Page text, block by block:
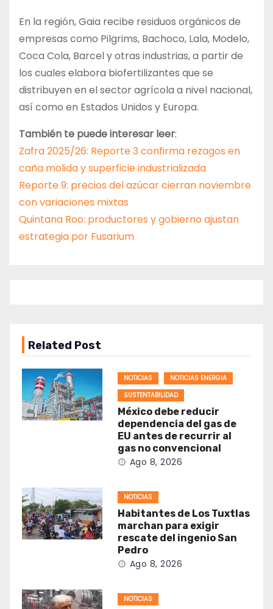
En la región, Gaia recibe residuos orgánicos de
empresas como Pilgrims, Bachoco, Lala, Modelo,
Coca Cola, Barcel y otras industrias, a partir de
los cuales elabora biofertilizantes que se
distribuyen en el sector agrícola a nivel nacional,
así como en Estados Unidos y Europa.
También te puede interesar leer:
Zafra 2025/26: Reporte 3 confirma rezagos en
caña molida y superficie industrializada
Reporte 9: precios del azúcar cierran noviembre
con variaciones mixtas
Quintana Roo: productores y gobierno ajustan
estrategia por Fusarium
Related Post
NOTICIAS
NOTICIAS ENERGIA
SUSTENTABILIDAD
México debe reducir
dependencia del gas de
EU antes de recurrir al
gas no convencional
Ago 8, 2026
NOTICIAS
Habitantes de Los Tuxtlas
marchan para exigir
rescate del ingenio San
Pedro
Ago 8, 2026
NOTICIAS